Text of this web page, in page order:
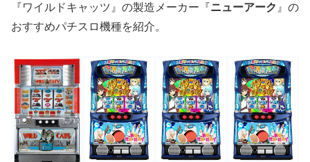
『ワイルドキャッツ』の製造メーカー『ニューアーク 』の
おすすめパチスロ機種を紹介。